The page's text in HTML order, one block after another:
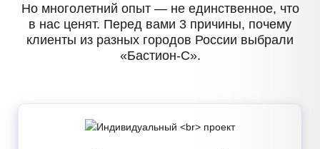
Но многолетний опыт — не единственное, что
в нас ценят. Перед вами 3 причины, почему
клиенты из разных городов России выбрали
«Бастион-С».